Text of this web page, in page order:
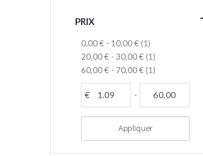
PRIX
0,00 € - 10,00 € 1
article
20,00 € - 30,00 € 1
article
60,00 € - 70,00 € 1
article
€ -
Appliquer